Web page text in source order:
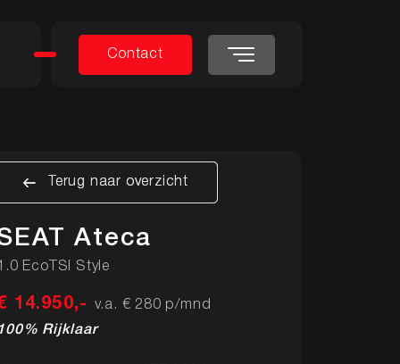
Contact
Contact
Terug naar overzicht
Terug naar overzicht
Terug naar overzicht
Terug naar overzicht
Ateca
EcoTSI Style
14.950,-
v.a. € 280 p/mnd
Rijklaar